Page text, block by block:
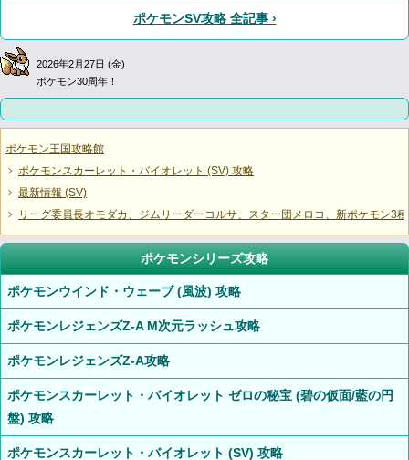
ポケモンSV攻略 全記事 ›
2026年2月27日 (金)
ポケモン30周年！
ポケモン王国攻略館
ポケモンスカーレット・バイオレット (SV) 攻略
最新情報 (SV)
リーグ委員長オモダカ、ジムリーダーコルサ、スター団メロコ、新ポケモン3
ポケモンシリーズ攻略
ポケモンウインド・ウェーブ (風波) 攻略
ポケモンレジェンズZ-A M次元ラッシュ攻略
ポケモンレジェンズZ-A攻略
ポケモンスカーレット・バイオレット ゼロの秘宝 (碧の仮面/藍の円
盤) 攻略
ポケモンスカーレット・バイオレット (SV) 攻略